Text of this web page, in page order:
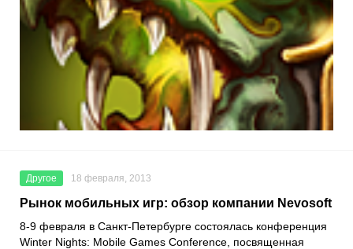
Другое 18 февраля, 2013
Рынок мобильных игр: обзор компании Nevosoft
8-9 февраля в Санкт-Петербурге состоялась конференция
Winter Nights: Mobile Games Conference, посвященная